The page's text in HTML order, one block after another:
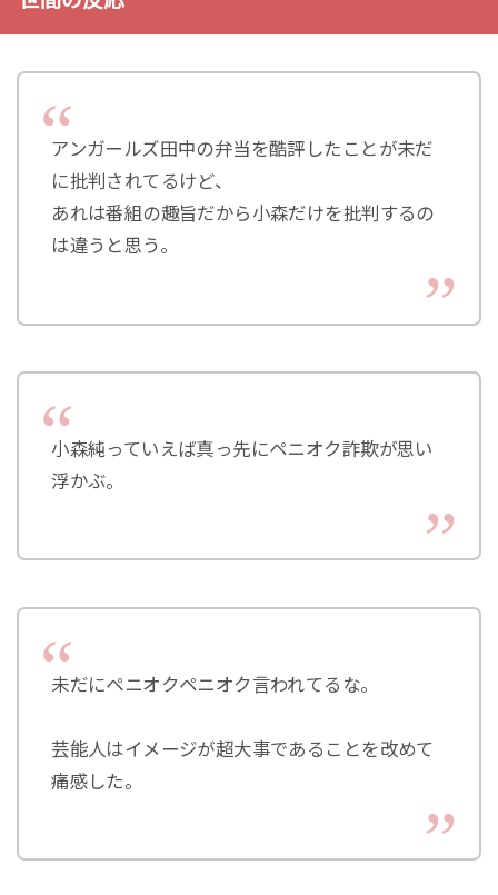
アンガールズ田中の弁当を酷評したことが未だ
に批判されてるけど、
あれは番組の趣旨だから小森だけを批判するの
は違うと思う。
小森純っていえば真っ先にペニオク詐欺が思い
浮かぶ。
未だにペニオクペニオク言われてるな。
芸能人はイメージが超大事であることを改めて
痛感した。